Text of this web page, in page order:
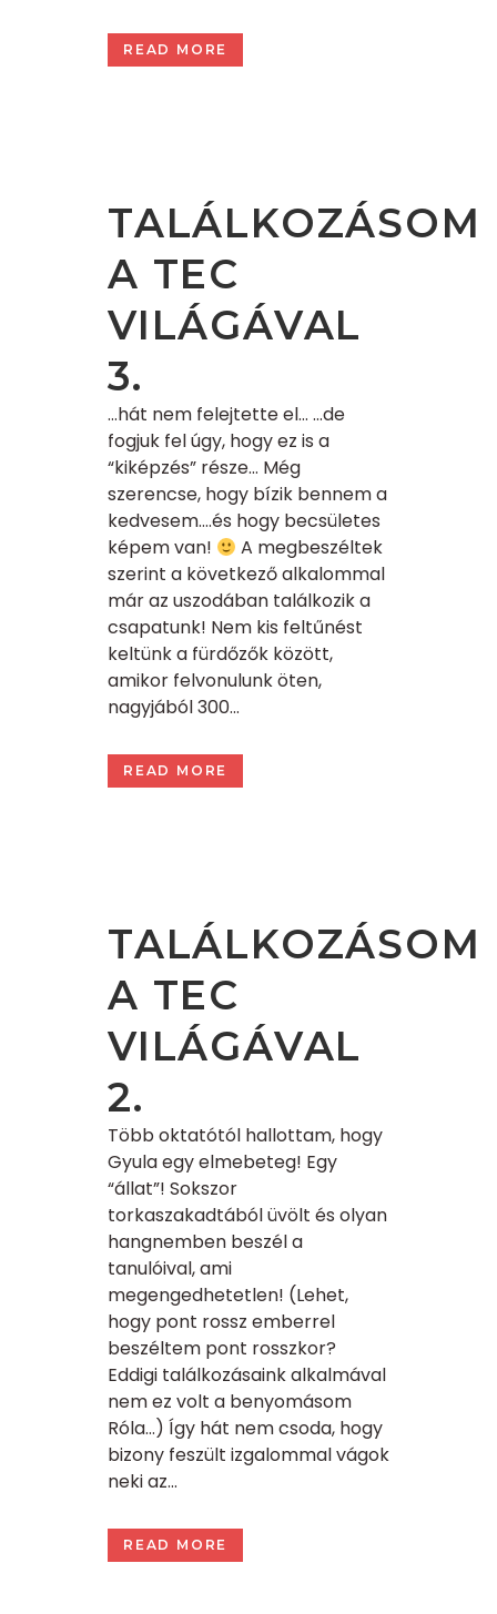
READ MORE
TALÁLKOZÁSOM
A TEC
VILÁGÁVAL
3.
…hát nem felejtette el… …de
fogjuk fel úgy, hogy ez is a
“kiképzés” része… Még
szerencse, hogy bízik bennem a
kedvesem….és hogy becsületes
képem van!
A megbeszéltek
szerint a következő alkalommal
már az uszodában találkozik a
csapatunk! Nem kis feltűnést
keltünk a fürdőzők között,
amikor felvonulunk öten,
nagyjából 300...
READ MORE
TALÁLKOZÁSOM
A TEC
VILÁGÁVAL
2.
Több oktatótól hallottam, hogy
Gyula egy elmebeteg! Egy
“állat”! Sokszor
torkaszakadtából üvölt és olyan
hangnemben beszél a
tanulóival, ami
megengedhetetlen! (Lehet,
hogy pont rossz emberrel
beszéltem pont rosszkor?
Eddigi találkozásaink alkalmával
nem ez volt a benyomásom
Róla…) Így hát nem csoda, hogy
bizony feszült izgalommal vágok
neki az...
READ MORE